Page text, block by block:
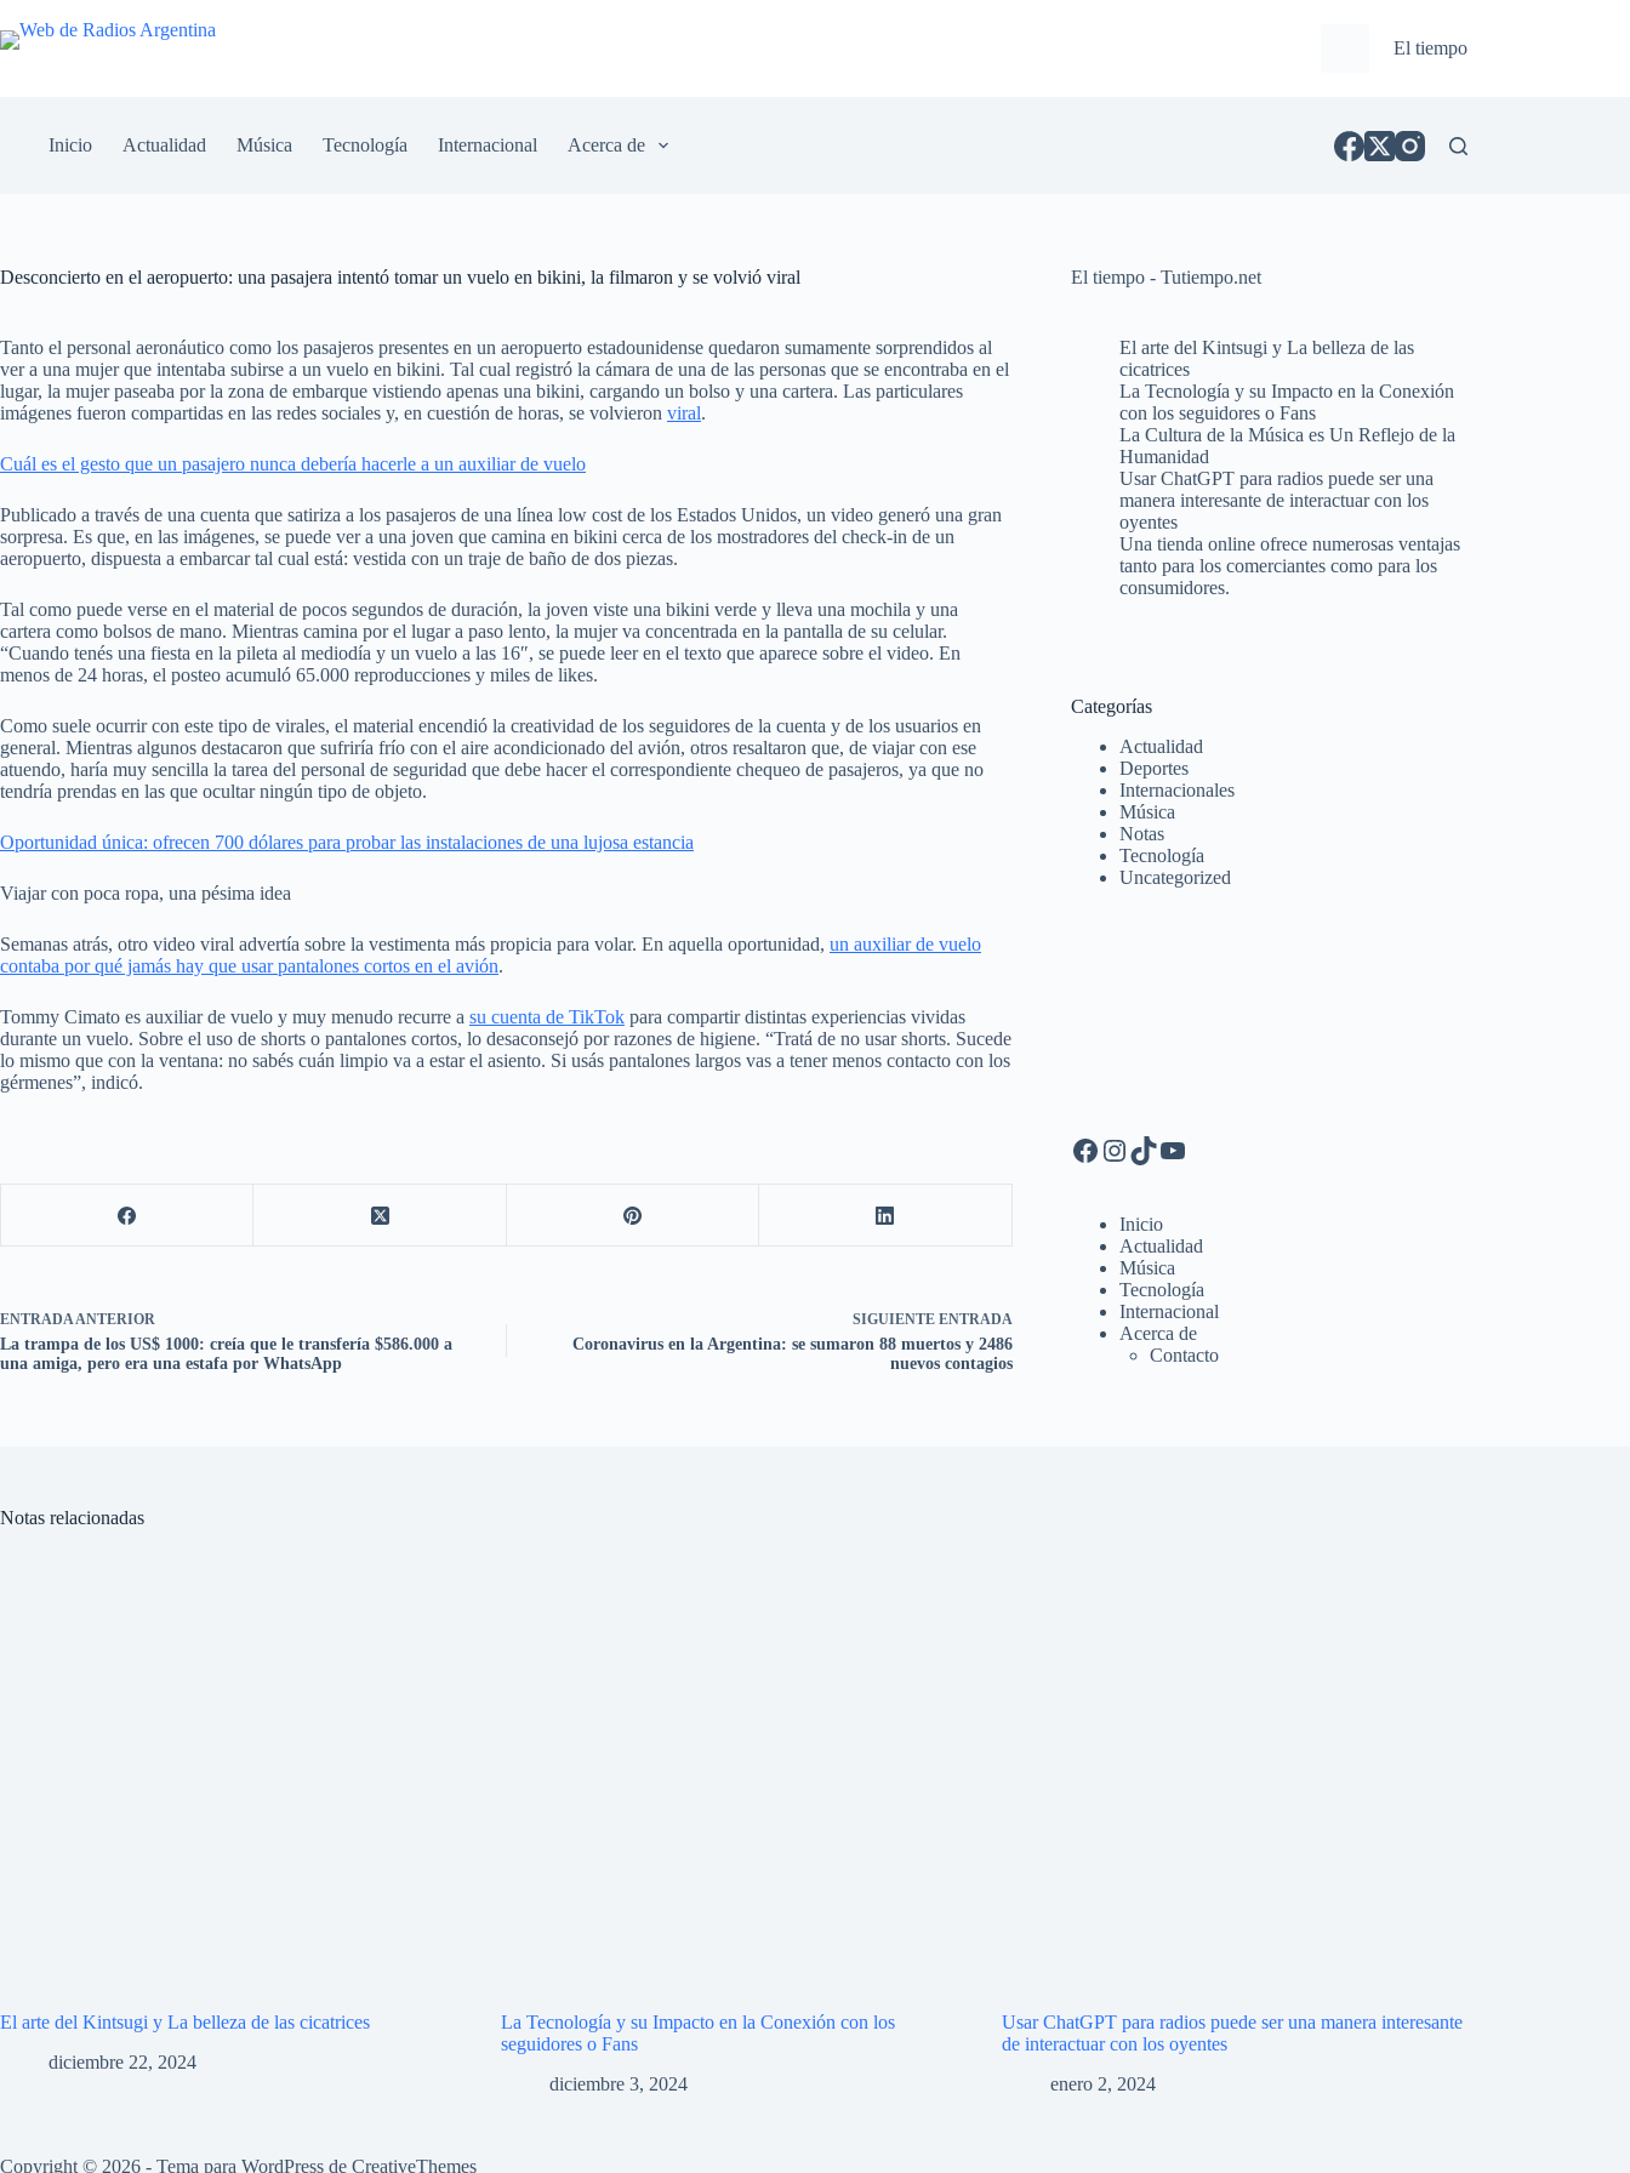
El tiempo
Inicio Actualidad Música Tecnología Internacional Acerca de
Desconcierto en el aeropuerto: una pasajera intentó tomar un vuelo en bikini, la filmaron y se volvió viral
Tanto el personal aeronáutico como los pasajeros presentes en un aeropuerto estadounidense quedaron sumamente sorprendidos al
ver a una mujer que intentaba subirse a un vuelo en bikini. Tal cual registró la cámara de una de las personas que se encontraba en el
lugar, la mujer paseaba por la zona de embarque vistiendo apenas una bikini, cargando un bolso y una cartera. Las particulares
imágenes fueron compartidas en las redes sociales y, en cuestión de horas, se volvieron viral.
Cuál es el gesto que un pasajero nunca debería hacerle a un auxiliar de vuelo
Publicado a través de una cuenta que satiriza a los pasajeros de una línea low cost de los Estados Unidos, un video generó una gran
sorpresa. Es que, en las imágenes, se puede ver a una joven que camina en bikini cerca de los mostradores del check-in de un
aeropuerto, dispuesta a embarcar tal cual está: vestida con un traje de baño de dos piezas.
Tal como puede verse en el material de pocos segundos de duración, la joven viste una bikini verde y lleva una mochila y una
cartera como bolsos de mano. Mientras camina por el lugar a paso lento, la mujer va concentrada en la pantalla de su celular.
“Cuando tenés una fiesta en la pileta al mediodía y un vuelo a las 16″, se puede leer en el texto que aparece sobre el video. En
menos de 24 horas, el posteo acumuló 65.000 reproducciones y miles de likes.
Como suele ocurrir con este tipo de virales, el material encendió la creatividad de los seguidores de la cuenta y de los usuarios en
general. Mientras algunos destacaron que sufriría frío con el aire acondicionado del avión, otros resaltaron que, de viajar con ese
atuendo, haría muy sencilla la tarea del personal de seguridad que debe hacer el correspondiente chequeo de pasajeros, ya que no
tendría prendas en las que ocultar ningún tipo de objeto.
Oportunidad única: ofrecen 700 dólares para probar las instalaciones de una lujosa estancia
Viajar con poca ropa, una pésima idea
Semanas atrás, otro video viral advertía sobre la vestimenta más propicia para volar. En aquella oportunidad, un auxiliar de vuelo
contaba por qué jamás hay que usar pantalones cortos en el avión.
Tommy Cimato es auxiliar de vuelo y muy menudo recurre a su cuenta de TikTok para compartir distintas experiencias vividas
durante un vuelo. Sobre el uso de shorts o pantalones cortos, lo desaconsejó por razones de higiene. “Tratá de no usar shorts. Sucede
lo mismo que con la ventana: no sabés cuán limpio va a estar el asiento. Si usás pantalones largos vas a tener menos contacto con los
gérmenes”, indicó.
ENTRADAANTERIOR
La trampa de los US$ 1000: creía que le transfería $586.000 a
una amiga, pero era una estafa por WhatsApp
SIGUIENTE ENTRADA
Coronavirus en la Argentina: se sumaron 88 muertos y 2486
nuevos contagios
El tiempo - Tutiempo.net
El arte del Kintsugi y La belleza de las
cicatrices
La Tecnología y su Impacto en la Conexión
con los seguidores o Fans
La Cultura de la Música es Un Reflejo de la
Humanidad
Usar ChatGPT para radios puede ser una
manera interesante de interactuar con los
oyentes
Una tienda online ofrece numerosas ventajas
tanto para los comerciantes como para los
consumidores.
Categorías
Actualidad
Deportes
Internacionales
Música
Notas
Tecnología
Uncategorized
Inicio
Actualidad
Música
Tecnología
Internacional
Acerca de
Contacto
Notas relacionadas
El arte del Kintsugi y La belleza de las cicatrices
diciembre 22, 2024
La Tecnología y su Impacto en la Conexión con los
seguidores o Fans
diciembre 3, 2024
Usar ChatGPT para radios puede ser una manera interesante
de interactuar con los oyentes
enero 2, 2024
Copyright © 2026 - Tema para WordPress de CreativeThemes